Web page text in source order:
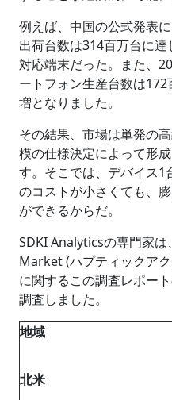
例えば、中国の公式発表
出荷台数は314百万台に
対応端末だった。また、
ートフォン生産台数は
増となりました。
その結果、市場は単発の
模の仕様決定によって形
す。そこでは、デバイス1
のコストが小さくても、
ができるからだ。
SDKI Analyticsの専門家
Market (ハプティックア
に関するこの調査レポー
調査しました。
地域
北米